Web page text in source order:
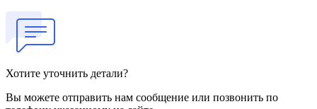
Хотите уточнить детали?
Вы можете отправить нам сообщение или позвонить по